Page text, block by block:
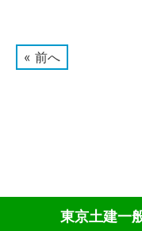
« 前へ
東京土建一